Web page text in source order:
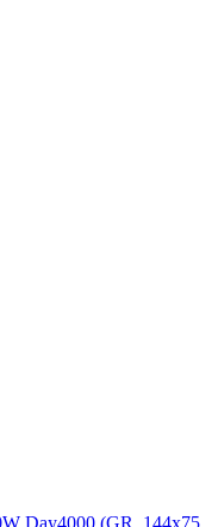
Day4000 (GR, 144x75